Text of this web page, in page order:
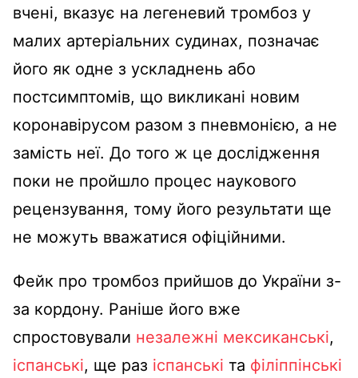
вчені, вказує на легеневий тромбоз у
малих артеріальних судинах, позначає
його як одне з ускладнень або
постсимптомів, що викликані новим
коронавірусом разом з пневмонією, а не
замість неї. До того ж це дослідження
поки не пройшло процес наукового
рецензування, тому його результати ще
не можуть вважатися офіційними.
Фейк про тромбоз прийшов до України з-
за кордону. Раніше його вже
спростовували незалежні мексиканські,
іспанські, ще раз іспанські та філіппінські